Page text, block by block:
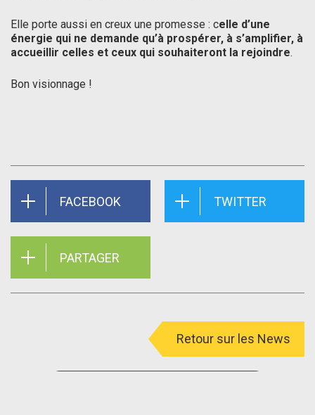
Elle porte aussi en creux une promesse : celle d’une
énergie qui ne demande qu’à prospérer, à s’amplifier, à
accueillir celles et ceux qui souhaiteront la rejoindre.
Bon visionnage !
FACEBOOK TWITTER
PARTAGER
Retour sur les News